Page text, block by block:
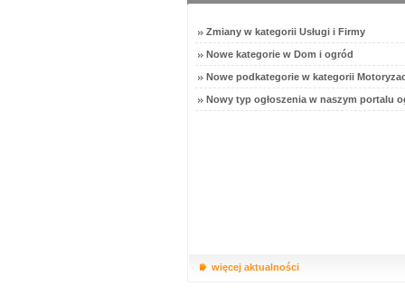
Zmiany w kategorii Usługi i Firmy
Nowe kategorie w Dom i ogród
Nowe podkategorie w kategorii
Nowy typ ogłoszenia w naszym portalu
więcej aktualności